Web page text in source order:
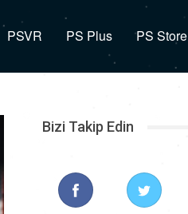
PSVR PS Plus PS Store
Bizi Takip Edin